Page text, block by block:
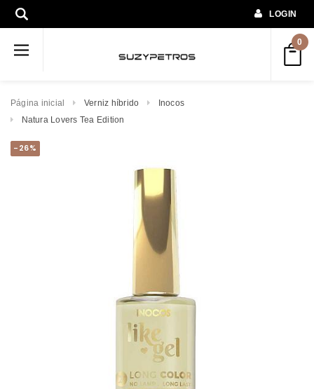
LOGIN
0
Página inicial Verniz híbrido
Inocos
Natura Lovers Tea Edition
-26%